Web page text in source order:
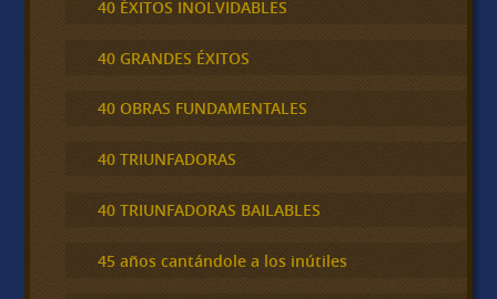
40 ÉXITOS INOLVIDABLES
40 GRANDES ÉXITOS
40 OBRAS FUNDAMENTALES
40 TRIUNFADORAS
40 TRIUNFADORAS BAILABLES
45 años cantándole a los inútiles